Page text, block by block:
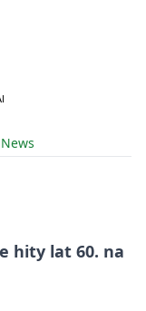
hity lat 60. na